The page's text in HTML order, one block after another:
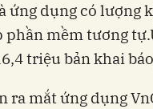
ứng dụng có lượng
phần mềm tương
triệu bản khai
ra mắt ứng dụng